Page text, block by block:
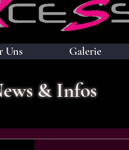
Uns Galerie
& Infos